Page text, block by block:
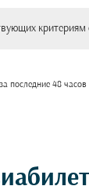
последние 48